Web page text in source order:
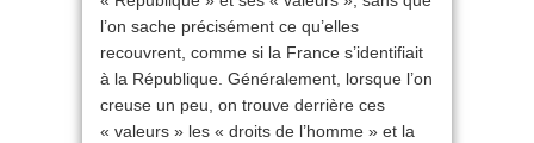
l’on sache précisément ce qu’elles
recouvrent, comme si la France s’identifiait
à la République. Généralement, lorsque l’on
creuse un peu, on trouve derrière ces
« valeurs » les « droits de l’homme » et la